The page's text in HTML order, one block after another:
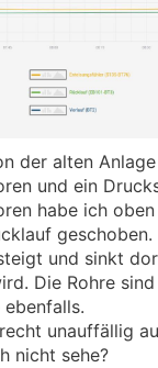
der alten
und ein
habe ich
geschoben.
und sinkt
Die Rohre
unauffällig
nicht sehe?